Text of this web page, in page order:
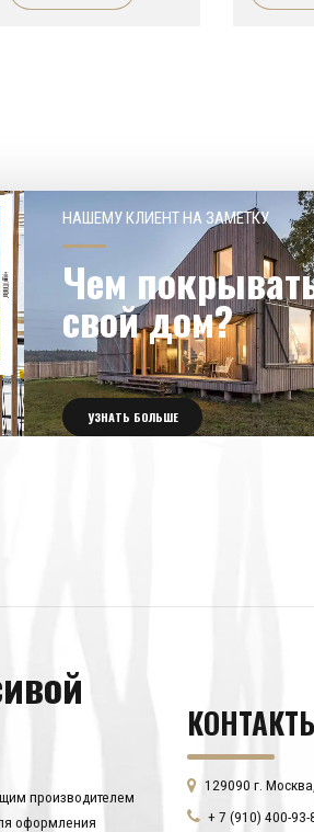
НАШЕМУ КЛИЕНТ НА ЗАМЕТКУ
Чем
свой дом?
УЗНАТЬ БОЛЬШЕ
производителем
оформления
129090 г.
+ 7 (910) 400-93-